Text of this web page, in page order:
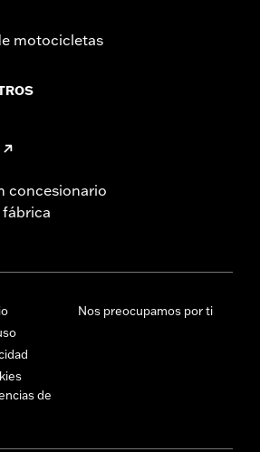
motocicletas
concesionario
de
Nos preocupamos por ti